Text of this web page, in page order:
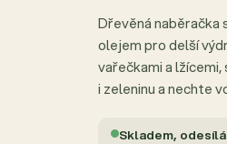
Dřevěná naběračka
olejem pro delší
vařečkami a
i zeleninu a nechte
Skladem,